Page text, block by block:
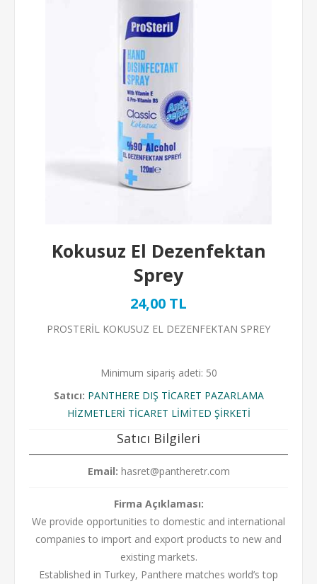
Kokusuz El Dezenfektan
Sprey
24,00 TL
PROSTERİL KOKUSUZ EL DEZENFEKTAN SPREY
Minimum sipariş adeti: 50
Satıcı: PANTHERE DIŞ TİCARET PAZARLAMA
HİZMETLERİ TİCARET LİMİTED ŞİRKETİ
Satıcı Bilgileri
Email: hasret@pantheretr.com
Firma Açıklaması:
We provide opportunities to domestic and international
companies to import and export products to new and
existing markets.
Established in Turkey, Panthere matches world’s top